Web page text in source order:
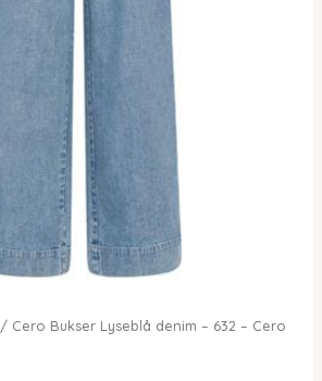
/ Cero Bukser Lyseblå denim – 632 – Cero